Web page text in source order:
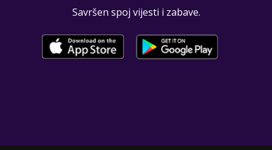
Savršen spoj vijesti i zabave.